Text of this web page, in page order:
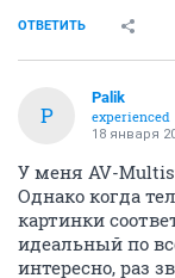
ОТВЕТИТЬ
P
Palik
experienced
18 января
У меня AV-
Однако когда
картинки
идеальный по
интересно, раз